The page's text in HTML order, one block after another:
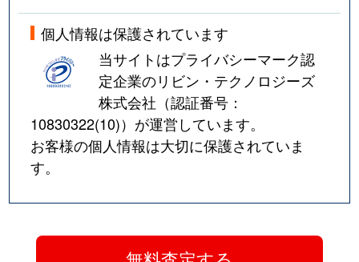
個人情報は保護されています
当サイトはプライバシーマーク認
定企業のリビン・テクノロジーズ
株式会社（認証番号：
10830322(10)）が運営しています。
お客様の個人情報は大切に保護されていま
す。